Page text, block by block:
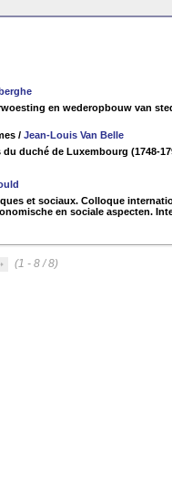
en wederopbouw van
/ Jean-Louis Van Belle
duché de Luxembourg (1748-
et sociaux. Colloque
en sociale aspecten.
(1 - 8 / 8)